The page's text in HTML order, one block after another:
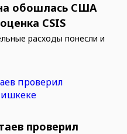
обошлась США
CSIS
расходы понесли и
проверил